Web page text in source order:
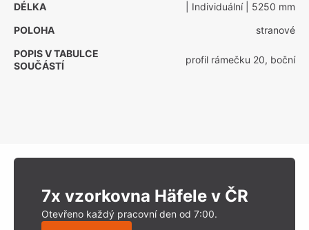
DÉLKA
| Individuální| 5250 mm
POLOHA
stranové
POPIS V TABULCE
SOUČÁSTÍ
profil rámečku 20, boční
7x vzorkovna Häfele v ČR
Otevřeno každý pracovní den od 7:00.